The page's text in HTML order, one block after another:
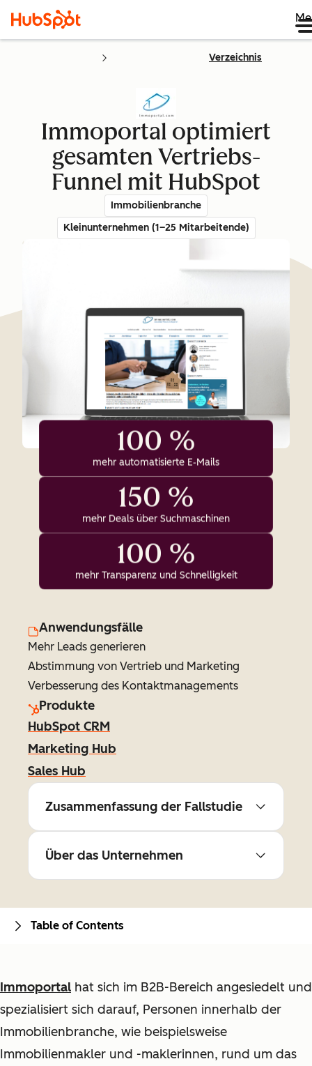
Verzeichnis
Immoportal optimiert
gesamten Vertriebs-
Funnel mit HubSpot
Immobilienbranche
Kleinunternehmen (1–25 Mitarbeitende)
100 %
mehr automatisierte E‑Mails
150 %
mehr Deals über Suchmaschinen
100 %
mehr Transparenz und Schnelligkeit
Anwendungsfälle
Mehr Leads generieren
Abstimmung von Vertrieb und Marketing
Verbesserung des Kontaktmanagements
Produkte
HubSpot CRM
Marketing Hub
Sales Hub
Zusammenfassung der Fallstudie
Über das Unternehmen
Immoportal hat sich im B2B-Bereich angesiedelt und
spezialisiert sich darauf, Personen innerhalb der
Immobilienbranche, wie beispielsweise
Immobilienmakler und -maklerinnen, rund um das
Table of Contents